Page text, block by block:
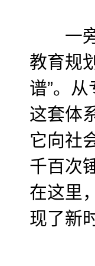
一旁
教育规
谱”。
这套体
它向社
千百次
在这里
现了新